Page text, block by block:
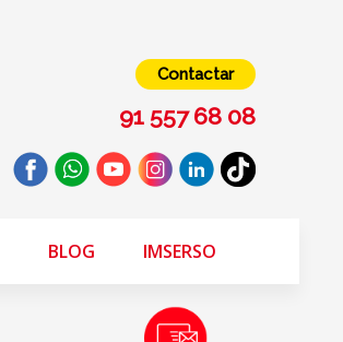
Contactar
91 557 68 08
BLOG IMSERSO